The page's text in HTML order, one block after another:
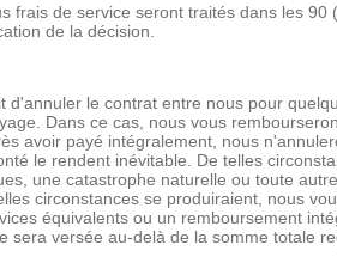
frais de service seront traités dans les 90
de la décision.
d'annuler le contrat entre nous pour
Dans ce cas, nous vous
avoir payé intégralement, nous
le rendent inévitable. De telles
une catastrophe naturelle ou toute
circonstances se produiraient, nous
équivalents ou un remboursement
sera versée au-delà de la somme totale